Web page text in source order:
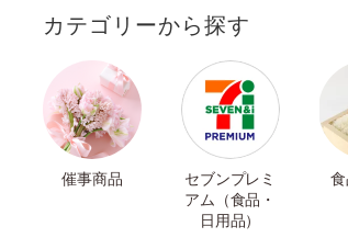
カテゴリーから探す
催事商品
セブンプレミ
アム（食品・
日用品）